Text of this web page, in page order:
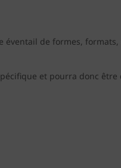
de formes,
et pourra donc